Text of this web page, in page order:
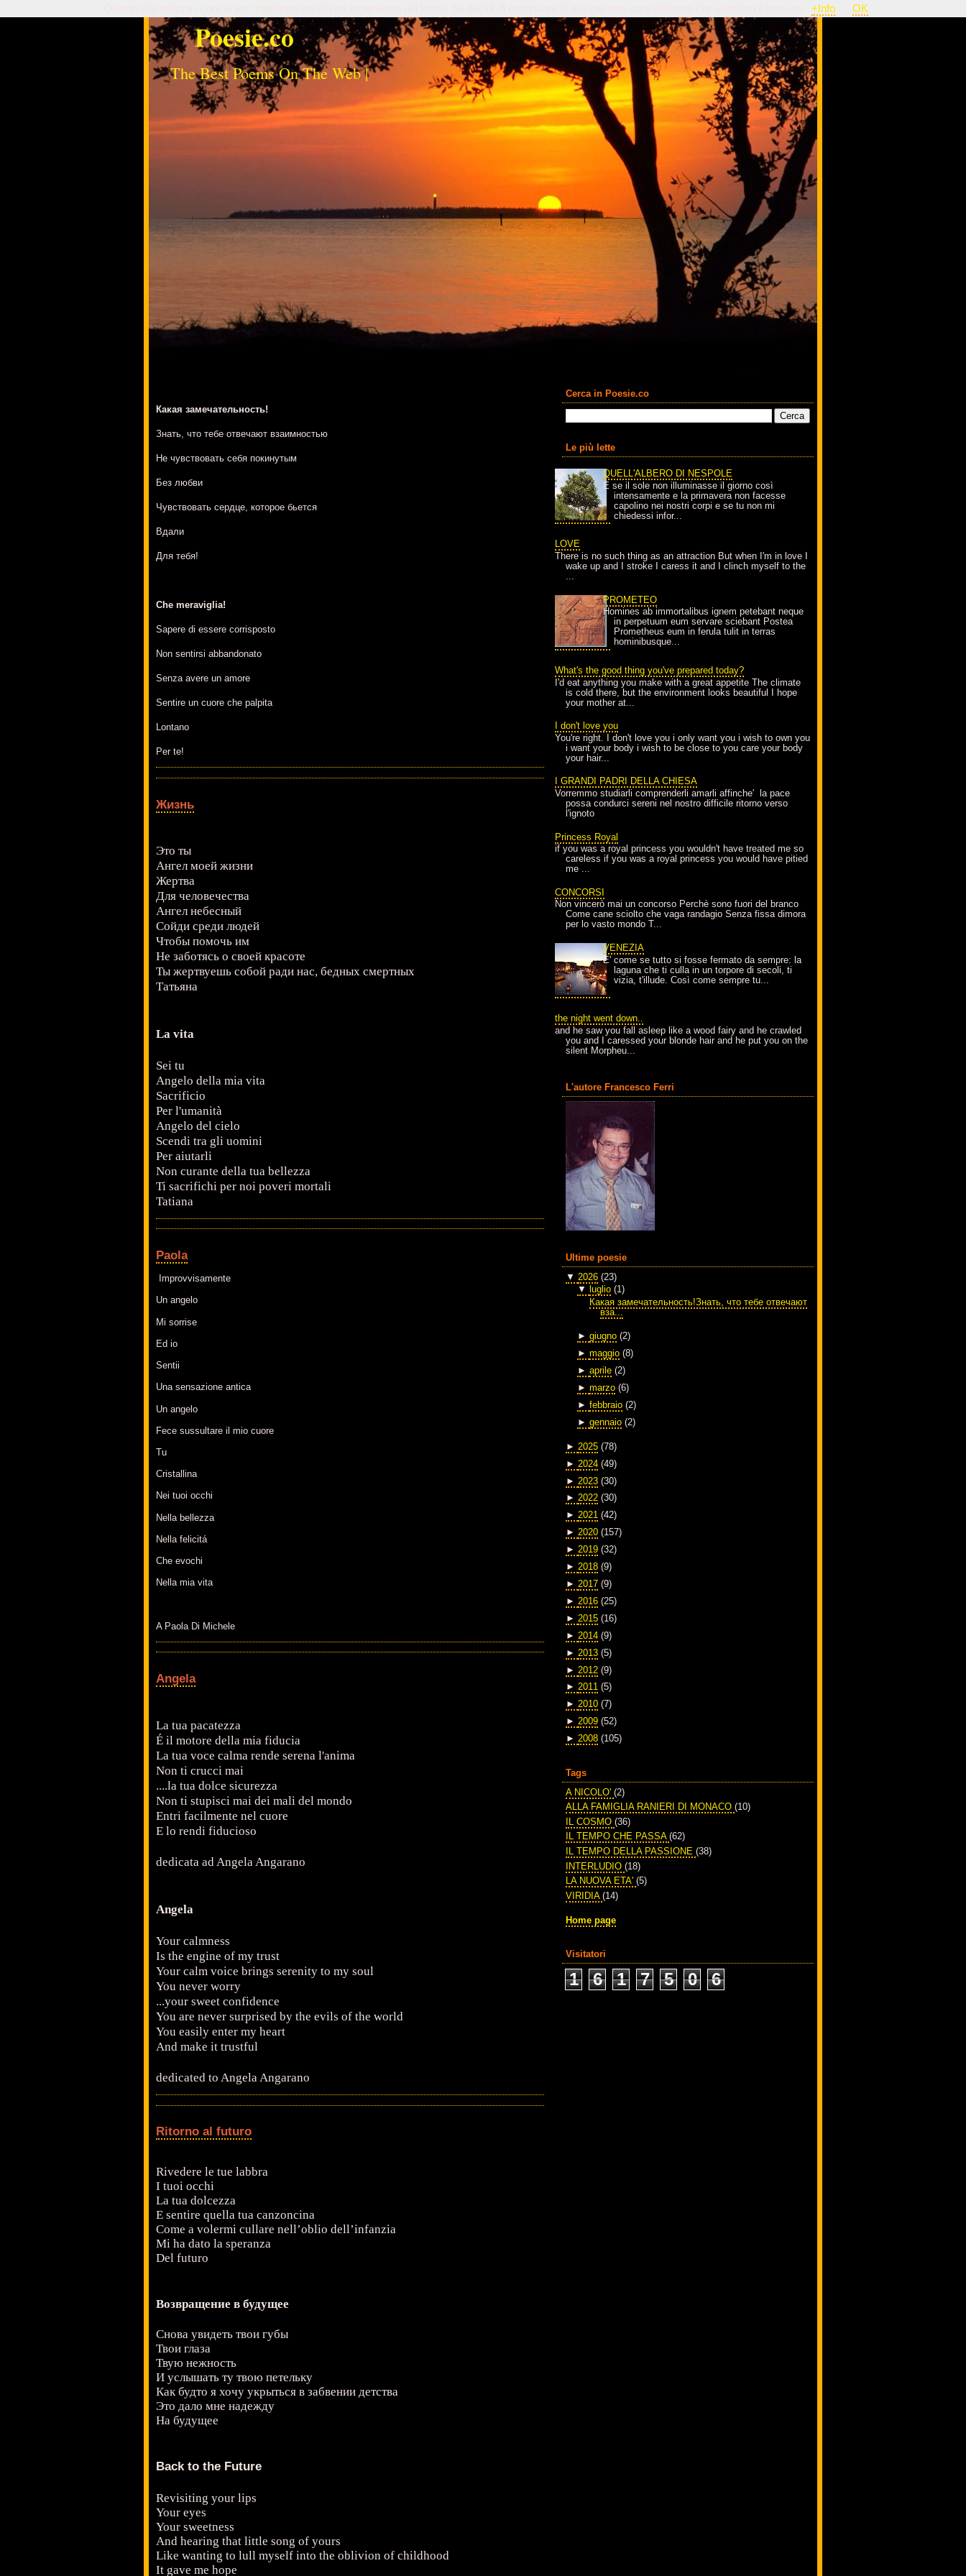
Poesie.co
The Best Poems On The Web |
Какая замечательность!
Знать, что тебе отвечают взаимностью
Не чувствовать себя покинутым
Без любви
Чувствовать сердце, которое бьется
Вдали
Для тебя!
Che meraviglia!
Sapere di essere corrisposto
Non sentirsi abbandonato
Senza avere un amore
Sentire un cuore che palpita
Lontano
Per te!
Жизнь
Это ты
Ангел моей жизни
Жертва
Для человечества
Ангел небесный
Сойди среди людей
Чтобы помочь им
Не заботясь о своей красоте
Ты жертвуешь собой ради нас, бедных смертных
Татьяна
La vita
Sei tu
Angelo della mia vita
Sacrificio
Per l'umanità
Angelo del cielo
Scendi tra gli uomini
Per aiutarli
Non curante della tua bellezza
Ti sacrifichi per noi poveri mortali
Tatiana
Paola
Improvvisamente
Un angelo
Mi sorrise
Ed io
Sentii
Una sensazione antica
Un angelo
Fece sussultare il mio cuore
Tu
Cristallina
Nei tuoi occhi
Nella bellezza
Nella felicitá
Che evochi
Nella mia vita
A Paola Di Michele
Angela
La tua pacatezza
É il motore della mia fiducia
La tua voce calma rende serena l'anima
Non ti crucci mai
....la tua dolce sicurezza
Non ti stupisci mai dei mali del mondo
Entri facilmente nel cuore
E lo rendi fiducioso
dedicata ad Angela Angarano
Angela
Your calmness
Is the engine of my trust
Your calm voice brings serenity to my soul
You never worry
...your sweet confidence
You are never surprised by the evils of the world
You easily enter my heart
And make it trustful
dedicated to Angela Angarano
Ritorno al futuro
Rivedere le tue labbra
I tuoi occhi
La tua dolcezza
E sentire quella tua canzoncina
Come a volermi cullare nell’oblio dell’infanzia
Mi ha dato la speranza
Del futuro
Возвращение в будущее
Снова увидеть твои губы
Твои глаза
Твую нежность
И услышать ту твою петельку
Как будто я хочу укрыться в забвении детства
Это дало мне надежду
На будущее
Back to the Future
Revisiting your lips
Your eyes
Your sweetness
And hearing that little song of yours
Like wanting to lull myself into the oblivion of childhood
It gave me hope
Cerca in Poesie.co
Le più lette
QUELL'ALBERO DI NESPOLE
E se il sole non illuminasse il giorno così
intensamente e la primavera non facesse
capolino nei nostri corpi e se tu non mi
chiedessi infor...
LOVE
There is no such thing as an attraction But when I'm in love I
wake up and I stroke I caress it and I clinch myself to the
...
PROMETEO
Homines ab immortalibus ignem petebant neque
in perpetuum eum servare sciebant Postea
Prometheus eum in ferula tulit in terras
hominibusque...
What's the good thing you've prepared today?
I'd eat anything you make with a great appetite The climate
is cold there, but the environment looks beautiful I hope
your mother at...
I don't love you
You're right. I don't love you i only want you i wish to own you
i want your body i wish to be close to you care your body
your hair...
I GRANDI PADRI DELLA CHIESA
Vorremmo studiarli comprenderli amarli affinche' la pace
possa condurci sereni nel nostro difficile ritorno verso
l'ignoto
Princess Royal
if you was a royal princess you wouldn't have treated me so
careless if you was a royal princess you would have pitied
me ...
CONCORSI
Non vincerò mai un concorso Perchè sono fuori del branco
Come cane sciolto che vaga randagio Senza fissa dimora
per lo vasto mondo T...
VENEZIA
E' come se tutto si fosse fermato da sempre: la
laguna che ti culla in un torpore di secoli, ti
vizia, t'illude. Così come sempre tu...
the night went down..
and he saw you fall asleep like a wood fairy and he crawled
you and I caressed your blonde hair and he put you on the
silent Morpheu...
L'autore Francesco Ferri
Ultime poesie
▼ 2026 (23)
▼
luglio (1)
Какая замечательность!Знать, что тебе отвечают
вза...
► giugno (2)
► maggio (8)
► aprile (2)
► marzo (6)
► febbraio (2)
► gennaio (2)
► 2025 (78)
► 2024 (49)
► 2023 (30)
► 2022 (30)
► 2021 (42)
► 2020 (157)
► 2019 (32)
► 2018 (9)
► 2017 (9)
► 2016 (25)
► 2015 (16)
► 2014 (9)
► 2013 (5)
► 2012 (9)
► 2011 (5)
► 2010 (7)
► 2009 (52)
► 2008 (105)
Tags
A NICOLO' (2)
ALLA FAMIGLIA RANIERI DI MONACO (10)
IL COSMO (36)
IL TEMPO CHE PASSA (62)
IL TEMPO DELLA PASSIONE (38)
INTERLUDIO (18)
LA NUOVA ETA' (5)
VIRIDIA (14)
Home page
Visitatori
1 6 1 7 5 0 6
+Info OK